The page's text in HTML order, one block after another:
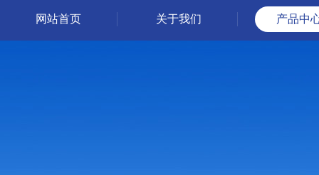
网站首页 关于我们 产品中